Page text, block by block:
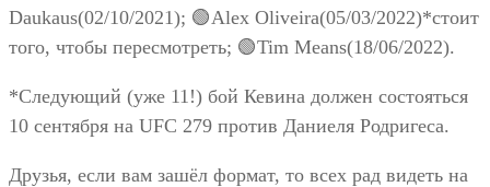
Daukaus(02/10/2021); 🟢Alex Oliveira(05/03/2022)*стоит
того, чтобы пересмотреть; 🟢Tim Means(18/06/2022).
*Следующий (уже 11!) бой Кевина должен состояться
10 сентября на UFC 279 против Даниеля Родригеса.
Друзья, если вам зашёл формат, то всех рад видеть на